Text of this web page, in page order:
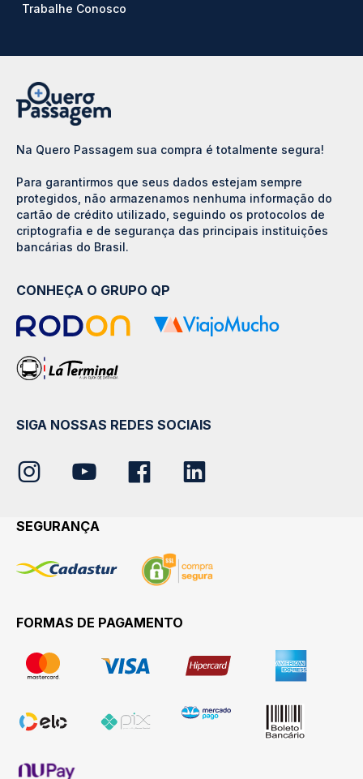
Trabalhe Conosco
Na Quero Passagem sua compra é totalmente segura!
Para garantirmos que seus dados estejam sempre
protegidos, não armazenamos nenhuma informação do
cartão de crédito utilizado, seguindo os protocolos de
criptografia e de segurança das principais instituições
bancárias do Brasil.
CONHEÇA O GRUPO QP
SIGA NOSSAS REDES SOCIAIS
SEGURANÇA
FORMAS DE PAGAMENTO